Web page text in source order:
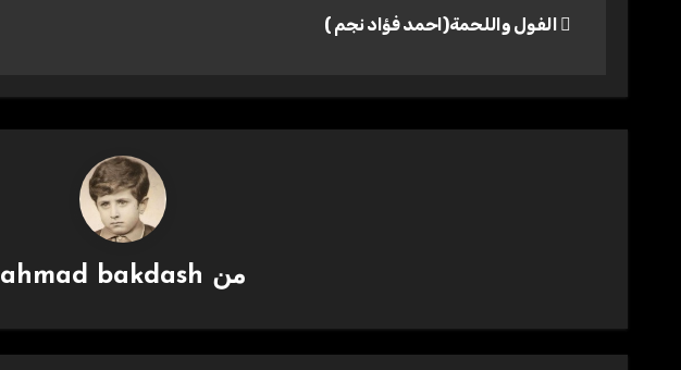
المقالات
الفول واللحمة(احمد فؤاد نجم )
من ahmad bakdash